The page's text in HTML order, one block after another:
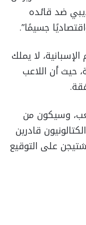
ضد قائده
جسيمًا”.
لا يملك
حيث أن اللاعب
وسيكون من
قادرين
شتيجن على التوقيع